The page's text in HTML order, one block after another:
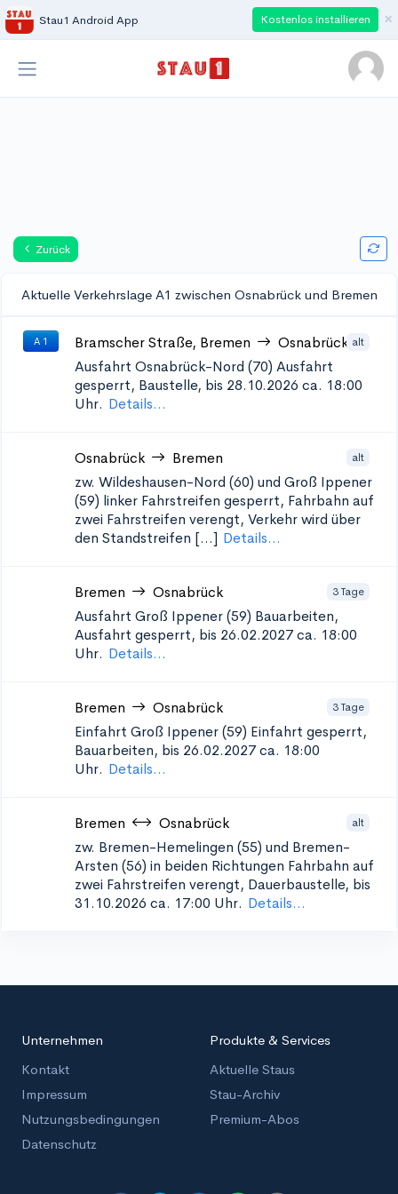
Stau1 Android App Kostenlos installieren ×
Zurück
Aktuelle Verkehrslage A1 zwischen Osnabrück und Bremen
A 1 Bramscher Straße, Bremen Osnabrück alt
Ausfahrt Osnabrück-Nord (70) Ausfahrt
gesperrt, Baustelle, bis 28.10.2026 ca. 18:00
Uhr. Details...
Osnabrück Bremen alt
zw. Wildeshausen-Nord (60) und Groß Ippener
(59) linker Fahrstreifen gesperrt, Fahrbahn auf
zwei Fahrstreifen verengt, Verkehr wird über
den Standstreifen [...] Details...
Bremen Osnabrück 3 Tage
Ausfahrt Groß Ippener (59) Bauarbeiten,
Ausfahrt gesperrt, bis 26.02.2027 ca. 18:00
Uhr. Details...
Bremen Osnabrück 3 Tage
Einfahrt Groß Ippener (59) Einfahrt gesperrt,
Bauarbeiten, bis 26.02.2027 ca. 18:00
Uhr. Details...
Bremen Osnabrück alt
zw. Bremen-Hemelingen (55) und Bremen-
Arsten (56) in beiden Richtungen Fahrbahn auf
zwei Fahrstreifen verengt, Dauerbaustelle, bis
31.10.2026 ca. 17:00 Uhr. Details...
Unternehmen
Kontakt
Impressum
Nutzungsbedingungen
Datenschutz
Produkte & Services
Aktuelle Staus
Stau-Archiv
Premium-Abos